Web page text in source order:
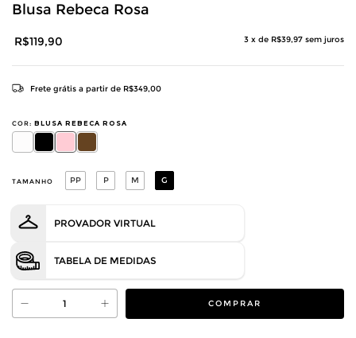
Blusa Rebeca Rosa
R$119,90 3 x de R$39,97 sem juros
Frete grátis a partir de R$349,00
COR: BLUSA REBECA ROSA
TAMANHO PP P M G
PROVADOR VIRTUAL
TABELA DE MEDIDAS